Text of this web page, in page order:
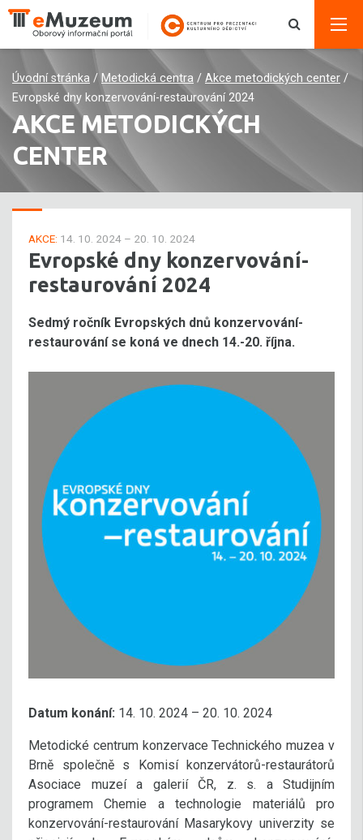
Úvodní stránka / Metodická centra / Akce metodických center /
Evropské dny konzervování-restaurování 2024
AKCE METODICKÝCH
CENTER
AKCE: 14. 10. 2024 – 20. 10. 2024
Evropské dny konzervování-
restaurování 2024
Sedmý ročník Evropských dnů konzervování-
restaurování se koná ve dnech 14.-20. října.
Datum konání: 14. 10. 2024 – 20. 10. 2024
Metodické centrum konzervace Technického muzea v
Brně společně s Komisí konzervátorů-restaurátorů
Asociace muzeí a galerií ČR, z. s. a Studijním
programem Chemie a technologie materiálů pro
konzervování-restaurování Masarykovy univerzity se